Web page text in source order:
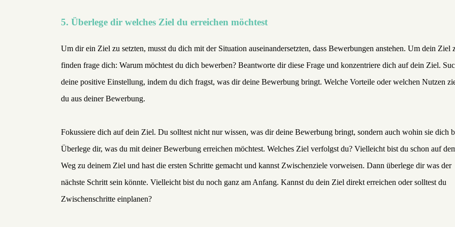
5. Überlege dir welches Ziel du erreichen möchtest
Um dir ein Ziel zu setzten, musst du dich mit der Situation auseinandersetzten, dass Bewerbungen anstehen. Um dein Ziel
finden frage dich: Warum möchtest du dich bewerben? Beantworte dir diese Frage und konzentriere dich auf dein Ziel.
deine positive Einstellung, indem du dich fragst, was dir deine Bewerbung bringt. Welche Vorteile oder welchen Nutzen
du aus deiner Bewerbung.
Fokussiere dich auf dein Ziel. Du solltest nicht nur wissen, was dir deine Bewerbung bringt, sondern auch wohin sie dich
Überlege dir, was du mit deiner Bewerbung erreichen möchtest. Welches Ziel verfolgst du? Vielleicht bist du schon auf
Weg zu deinem Ziel und hast die ersten Schritte gemacht und kannst Zwischenziele vorweisen. Dann überlege dir was der
nächste Schritt sein könnte. Vielleicht bist du noch ganz am Anfang. Kannst du dein Ziel direkt erreichen oder solltest du
Zwischenschritte einplanen?